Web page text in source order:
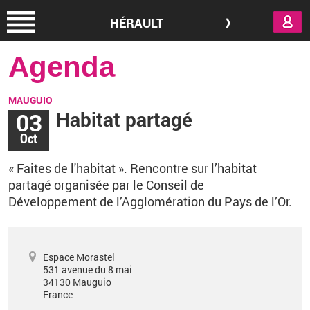
HÉRAULT
Agenda
MAUGUIO
03
Oct
Habitat partagé
« Faites de l'habitat ». Rencontre sur l’habitat
partagé organisée par le Conseil de
Développement de l’Agglomération du Pays de l’Or.
Espace Morastel
531 avenue du 8 mai
34130 Mauguio
France